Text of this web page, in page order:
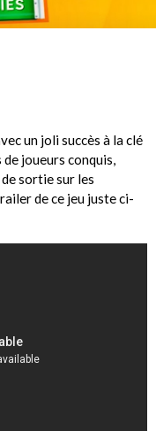
un joli succès à la clé
joueurs conquis,
sortie sur les
de ce jeu juste ci-